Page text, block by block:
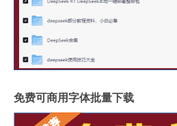
免费可商用字体批量下载